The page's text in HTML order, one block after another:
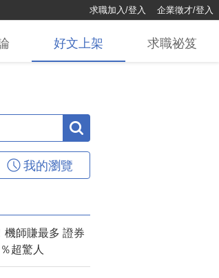
求職加入/登入 企業徵才/登入
好文上架 求職祕笈
我的瀏覽
機師賺最多 證券
超驚人